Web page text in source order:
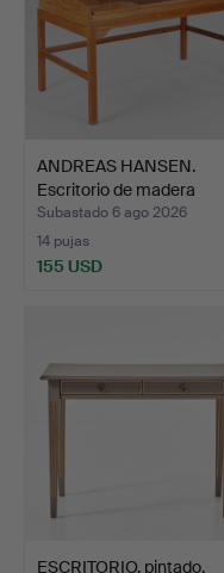
ANDREAS HANSEN.
Escritorio de madera
maciz…
Subastado 6 ago 2026
14 pujas
155 USD
ESCRITORIO, pintado,